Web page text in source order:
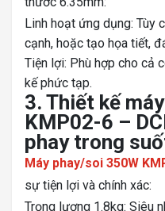
Linh hoạt ứng dụng: Tùy
cạnh, hoặc tạo họa tiết,
Tiện lợi: Phù hợp cho cả
kế phức tạp.
3. Thiết kế
KMP02-6 –
phay trong
Máy phay/soi 350W
sự tiện lợi và chính xác:
Trọng lượng 1.8kg: Siêu